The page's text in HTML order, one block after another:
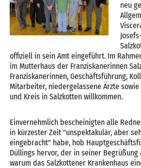
neu
offiziell in sein Amt eingeführt. Im
im Mutterhaus der Franziskanerinnen
Franziskanerinnen, Geschäftsführung,
Mitarbeiter, niedergelassene Ärzte
und Kreis in Salzkotten willkommen.
Einvernehmlich bescheinigten alle
in kürzester Zeit "unspektakulär, aber
eingebracht" habe, hob
Düllings hervor, der in seiner
warum das Salzkottener Krankenhaus